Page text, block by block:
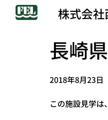
株式会
長崎
2018年8月23日
この施設見学は